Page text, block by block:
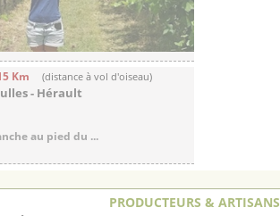
Km (distance à vol d'oiseau)
- Hérault
au pied du ...
PRODUCTEURS & ARTISANS